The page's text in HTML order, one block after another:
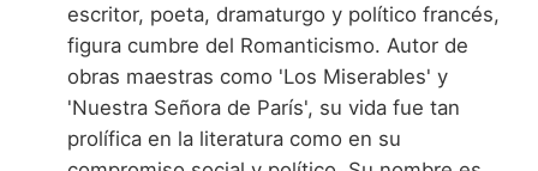
escritor, poeta, dramaturgo y político francés,
figura cumbre del Romanticismo. Autor de
obras maestras como 'Los Miserables' y
'Nuestra Señora de París', su vida fue tan
prolífica en la literatura como en su